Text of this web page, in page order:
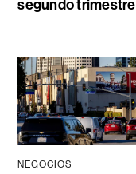
segundo trimestre
NEGOCIOS